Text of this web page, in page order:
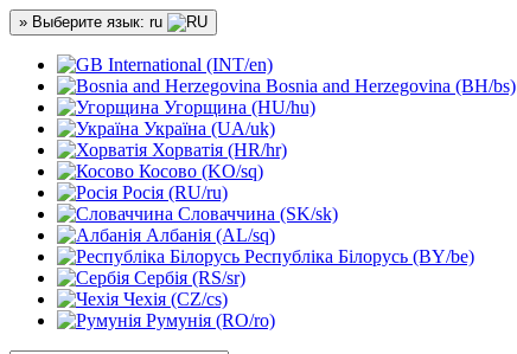
» Выберите язык: ru
International (INT/en)
Bosnia and Herzegovina (BH/bs)
Угорщина (HU/hu)
Україна (UA/uk)
Хорватія (HR/hr)
Косово (KO/sq)
Росія (RU/ru)
Словаччина (SK/sk)
Албанія (AL/sq)
Республіка Білорусь (BY/be)
Сербія (RS/sr)
Чехія (CZ/cs)
Румунія (RO/ro)